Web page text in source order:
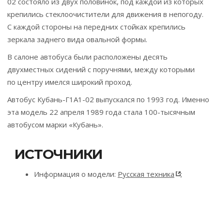
крепились стеклоочистители для движения в непогоду.
С каждой стороны на передних стойках крепились
зеркала заднего вида овальной формы.
В салоне автобуса были расположены десять
двухместных сидений с поручнями, между которыми
по центру имелся широкий проход.
Автобус Кубань-Г1А1-02 выпускался по 1993 год. Именно
эта модель 22 апреля 1989 года стала 100-тысячным
автобусом марки «Кубань».
ИСТОЧНИКИ
Информация о модели: Русская техника ;